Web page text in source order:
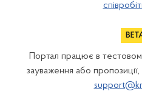
Портал працює в
зауваження або